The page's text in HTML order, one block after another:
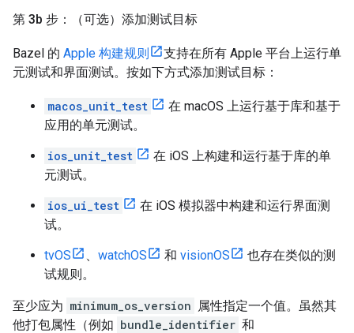
第 3b 步：（可选）添加测试目标
Bazel 的 Apple 构建规则
支持在所有 Apple 平台上运行单
元测试和界面测试。按如下方式添加测试目标：
macos_unit_test
在 macOS 上运行基于库和基于
应用的单元测试。
ios_unit_test
在 iOS 上构建和运行基于库的单
元测试。
ios_ui_test
在 iOS 模拟器中构建和运行界面测
试。
tvOS 、 watchOS 和 visionOS
也存在类似的测
试规则。
至少应为 minimum_os_version 属性指定一个值。虽然其
他打包属性（例如 bundle_identifier 和